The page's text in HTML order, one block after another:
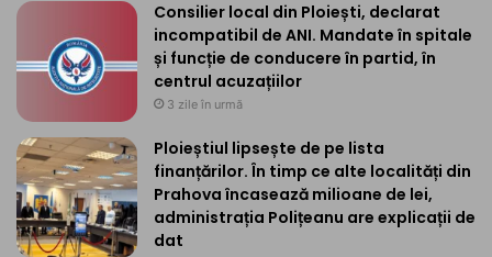
Consilier local din Ploiești, declarat
incompatibil de ANI. Mandate în spitale
și funcție de conducere în partid, în
centrul acuzațiilor
3 zile în urmă
Ploieștiul lipsește de pe lista
finanțărilor. În timp ce alte localități din
Prahova încasează milioane de lei,
administrația Polițeanu are explicații de
dat